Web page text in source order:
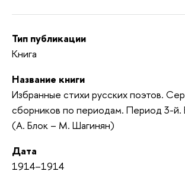
Тип публикации
Книга
Название книги
Избранные стихи русских поэтов.
сборников по периодам. Период 3-й.
(А. Блок – М. Шагинян)
Дата
1914–1914